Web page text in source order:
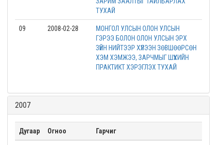
ТУХАЙ
09 2008-02-28
МОНГОЛ УЛСЫН ОЛОН УЛСЫН
ГЭРЭЭ БОЛОН ОЛОН УЛСЫН ЭРХ
ЗҮЙН НИЙТЭЭР ХҮЛЭЭН ЗӨВШӨӨРСӨН
ХЭМ ХЭМЖЭЭ, ЗАРЧМЫГ ШҮҮХИЙН
ПРАКТИКТ ХЭРЭГЛЭХ ТУХАЙ
2007
Дугаар Огноо Гарчиг